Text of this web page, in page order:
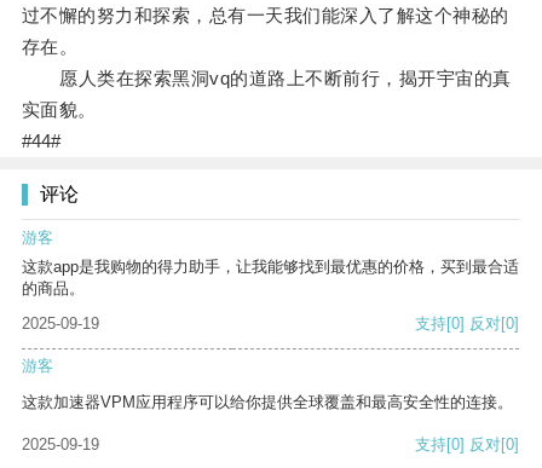
过不懈的努力和探索，总有一天我们能深入了解这个神秘的
存在。
愿人类在探索黑洞vq的道路上不断前行，揭开宇宙的真
实面貌。
#44#
评论
游客
这款app是我购物的得力助手，让我能够找到最优惠的价格，买到最合适
的商品。
2025-09-19
支持[0] 反对[0]
游客
这款加速器VPM应用程序可以给你提供全球覆盖和最高安全性的连接。
2025-09-19 支持[0] 反对[0]